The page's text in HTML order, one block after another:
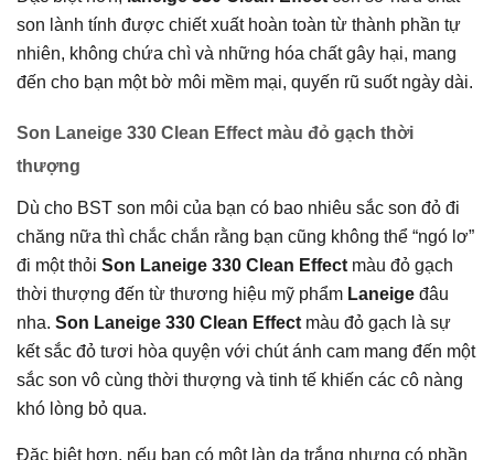
son lành tính được chiết xuất hoàn toàn từ thành phần tự
nhiên, không chứa chì và những hóa chất gây hại, mang
đến cho bạn một bờ môi mềm mại, quyến rũ suốt ngày dài.
Son Laneige 330 Clean Effect màu đỏ gạch thời
thượng
Dù cho BST son môi của bạn có bao nhiêu sắc son đỏ đi
chăng nữa thì chắc chắn rằng bạn cũng không thể “ngó lơ”
đi một thỏi Son Laneige 330 Clean Effect màu đỏ gạch
thời thượng đến từ thương hiệu mỹ phẩm Laneige đâu
nha. Son Laneige 330 Clean Effect màu đỏ gạch là sự
kết sắc đỏ tươi hòa quyện với chút ánh cam mang đến một
sắc son vô cùng thời thượng và tinh tế khiến các cô nàng
khó lòng bỏ qua.
Đặc biệt hơn, nếu bạn có một làn da trắng nhưng có phần